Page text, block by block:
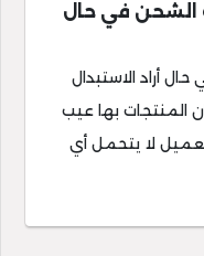
الشحن في حال
أراد الاستبدال
المنتجات بها عيب
لا يتحمل أي